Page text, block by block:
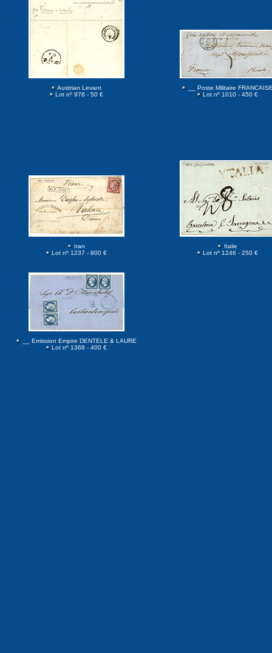
Austrian Levant
Lot nº 976 - 50 €
__ Poste Militaire
Lot nº 1010 - 450 €
Iran
Lot nº 1237 - 800 €
Italie
Lot nº 1246 - 250 €
__ Emission Empire DENTELE & LAURE
Lot nº 1368 - 400 €